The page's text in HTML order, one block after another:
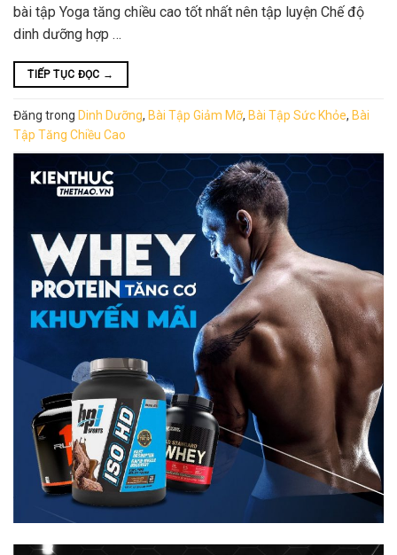
bài tập Yoga tăng chiều cao tốt nhất nên tập luyện Chế độ
dinh dưỡng hợp …
TIẾP TỤC ĐỌC →
Đăng trong Dinh Dưỡng, Bài Tập Giảm Mỡ, Bài Tập Sức Khỏe, Bài
Tập Tăng Chiều Cao